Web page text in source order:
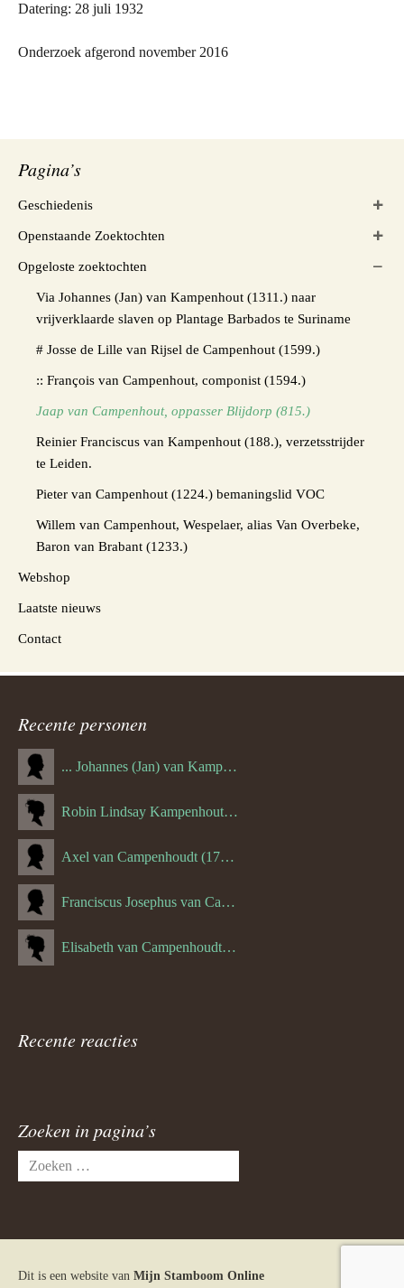
Datering: 28 juli 1932
Onderzoek afgerond november 2016
Pagina’s
Geschiedenis
Openstaande Zoektochten
Opgeloste zoektochten
Via Johannes (Jan) van Kampenhout (1311.) naar
vrijverklaarde slaven op Plantage Barbados te Suriname
# Josse de Lille van Rijsel de Campenhout (1599.)
:: François van Campenhout, componist (1594.)
Jaap van Campenhout, oppasser Blijdorp (815.)
Reinier Franciscus van Kampenhout (188.), verzetsstrijder
te Leiden.
Pieter van Campenhout (1224.) bemaningslid VOC
Willem van Campenhout, Wespelaer, alias Van Overbeke,
Baron van Brabant (1233.)
Webshop
Laatste nieuws
Contact
Recente personen
... Johannes (Jan) van Kampenhout (1311.)
Robin Lindsay Kampenhout (1346.) (06-03-2023)
Axel van Campenhoudt (1738.)
Franciscus Josephus van Campenhoudt (1719.) (10-08-1875)
Elisabeth van Campenhoudt (1716.) (28-05-1870)
Recente reacties
Zoeken in pagina’s
Zoeken
naar:
Dit is een website van Mijn Stamboom Online